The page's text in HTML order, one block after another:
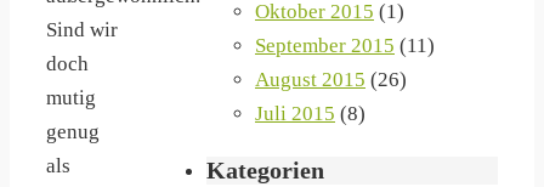
Sind wir
doch
mutig
genug
als
Oktober 2015 (1)
September 2015 (11)
August 2015 (26)
Juli 2015 (8)
Kategorien